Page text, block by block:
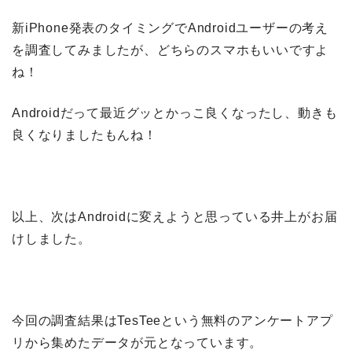
新iPhone発表のタイミングでAndroidユーザーの考え
を調査してみましたが、どちらのスマホもいいですよ
ね！
Androidだって最近グッとかっこ良くなったし、動きも
良くなりましたもんね！
以上、次はAndroidに変えようと思っている井上がお届
けしました。
今回の調査結果はTesTeeという無料のアンケートアプ
リから集めたデータが元となっています。